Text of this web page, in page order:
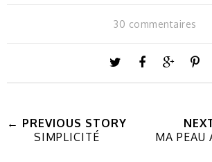
30 commentaires
← PREVIOUS STORY
SIMPLICITÉ
MA PEAU